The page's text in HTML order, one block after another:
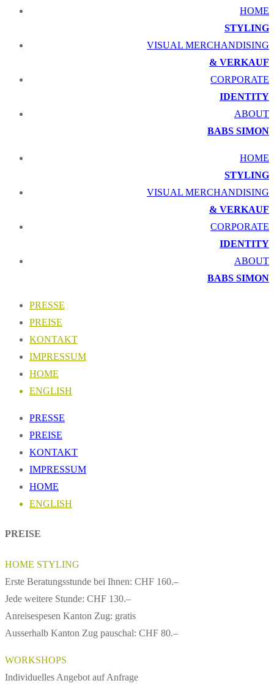
HOME
STYLING
VISUAL MERCHANDISING
& VERKAUF
CORPORATE
IDENTITY
ABOUT
BABS SIMON
HOME
STYLING
VISUAL MERCHANDISING
& VERKAUF
CORPORATE
IDENTITY
ABOUT
BABS SIMON
PRESSE
PREISE
KONTAKT
IMPRESSUM
HOME
ENGLISH
PRESSE
PREISE
KONTAKT
IMPRESSUM
HOME
ENGLISH
PREISE
HOME STYLING
Erste Beratungsstunde bei Ihnen: CHF 160.–
Jede weitere Stunde: CHF 130.–
Anreisespesen Kanton Zug: gratis
Ausserhalb Kanton Zug pauschal: CHF 80.–
WORKSHOPS
Individuelles Angebot auf Anfrage